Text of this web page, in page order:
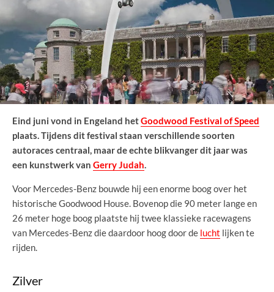
Eind juni vond in Engeland hetGoodwood Festival of Speed
plaats. Tijdens dit festival staan verschillende soorten
autoraces centraal, maar de echte blikvanger dit jaar was
een kunstwerk van Gerry Judah.
Voor Mercedes-Benz bouwde hij een enorme boog over het
historische Goodwood House. Bovenop die 90 meter lange en
26 meter hoge boog plaatste hij twee klassieke racewagens
van Mercedes-Benz die daardoor hoog door de lucht lijken te
rijden.
Zilver